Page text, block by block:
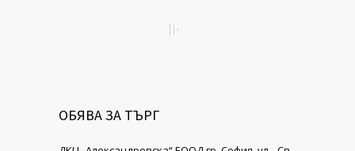
ОБЯВА ЗА ТЪРГ